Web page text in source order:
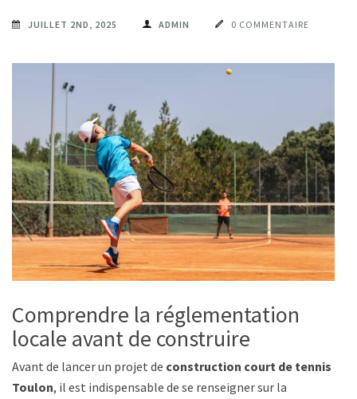
JUILLET 2ND, 2025 ADMIN 0 COMMENTAIRE
Comprendre la réglementation
locale avant de construire
Avant de lancer un projet de construction court de tennis à
Toulon, il est indispensable de se renseigner sur la